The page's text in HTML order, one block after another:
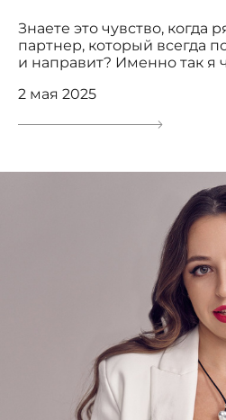
Знаете это чувство, когда
партнер, который всегда
и направит? Именно так я
2 мая 2025